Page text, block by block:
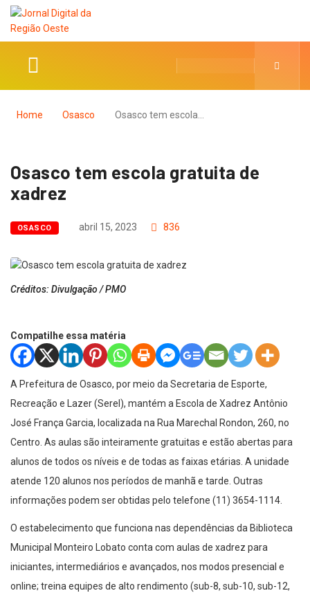
Home Osasco Osasco tem escola…
Osasco tem escola gratuita de
xadrez
OSASCO abril 15, 2023 836
Créditos: Divulgação / PMO
Compatilhe essa matéria
A Prefeitura de Osasco, por meio da Secretaria de Esporte,
Recreação e Lazer (Serel), mantém a Escola de Xadrez Antônio
José França Garcia, localizada na Rua Marechal Rondon, 260, no
Centro. As aulas são inteiramente gratuitas e estão abertas para
alunos de todos os níveis e de todas as faixas etárias. A unidade
atende 120 alunos nos períodos de manhã e tarde. Outras
informações podem ser obtidas pelo telefone (11) 3654-1114.
O estabelecimento que funciona nas dependências da Biblioteca
Municipal Monteiro Lobato conta com aulas de xadrez para
iniciantes, intermediários e avançados, nos modos presencial e
online; treina equipes de alto rendimento (sub-8, sub-10, sub-12,